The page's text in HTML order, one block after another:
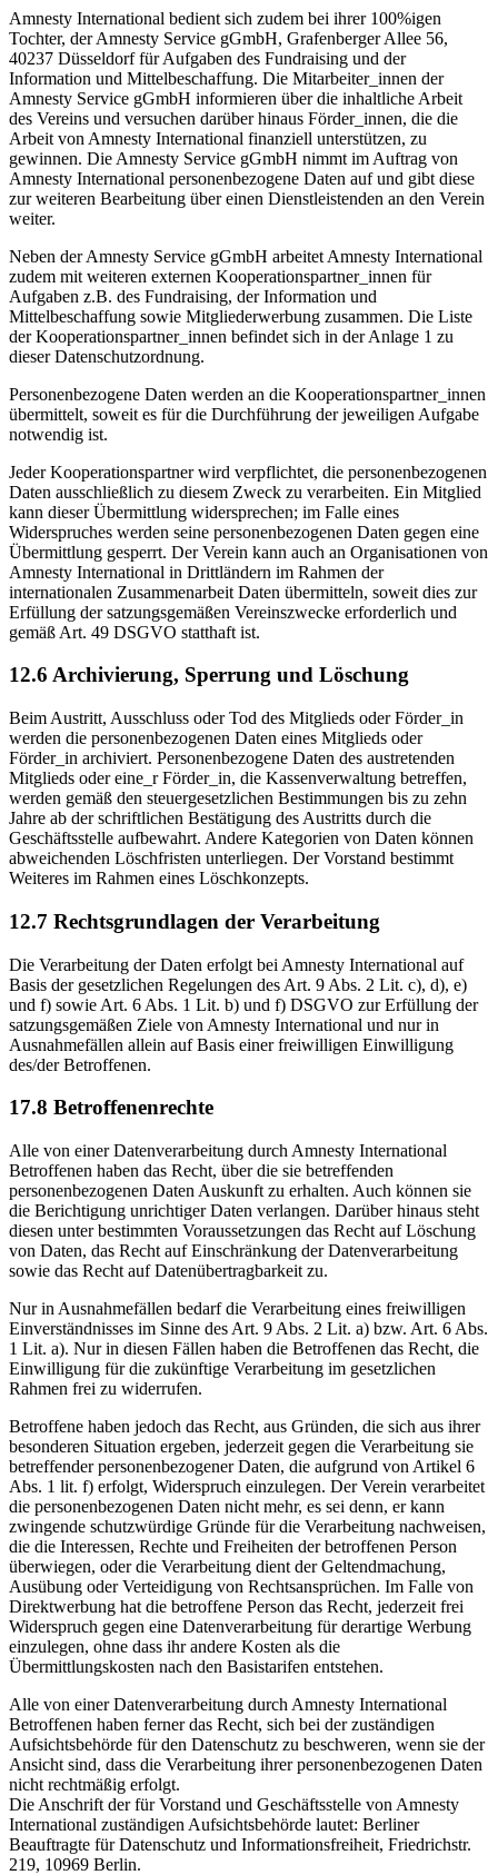
Amnesty International bedient sich zudem bei ihrer 100%igen
Tochter, der Amnesty Service gGmbH, Grafenberger Allee 56,
40237 Düsseldorf für Aufgaben des Fundraising und der
Information und Mittelbeschaffung. Die Mitarbeiter_innen der
Amnesty Service gGmbH informieren über die inhaltliche Arbeit
des Vereins und versuchen darüber hinaus Förder_innen, die die
Arbeit von Amnesty International finanziell unterstützen, zu
gewinnen. Die Amnesty Service gGmbH nimmt im Auftrag von
Amnesty International personenbezogene Daten auf und gibt diese
zur weiteren Bearbeitung über einen Dienstleistenden an den Verein
weiter.
Neben der Amnesty Service gGmbH arbeitet Amnesty International
zudem mit weiteren externen Kooperationspartner_innen für
Aufgaben z.B. des Fundraising, der Information und
Mittelbeschaffung sowie Mitgliederwerbung zusammen. Die Liste
der Kooperationspartner_innen befindet sich in der Anlage 1 zu
dieser Datenschutzordnung.
Personenbezogene Daten werden an die Kooperationspartner_innen
übermittelt, soweit es für die Durchführung der jeweiligen Aufgabe
notwendig ist.
Jeder Kooperationspartner wird verpflichtet, die personenbezogenen
Daten ausschließlich zu diesem Zweck zu verarbeiten. Ein Mitglied
kann dieser Übermittlung widersprechen; im Falle eines
Widerspruches werden seine personenbezogenen Daten gegen eine
Übermittlung gesperrt. Der Verein kann auch an Organisationen von
Amnesty International in Drittländern im Rahmen der
internationalen Zusammenarbeit Daten übermitteln, soweit dies zur
Erfüllung der satzungsgemäßen Vereinszwecke erforderlich und
gemäß Art. 49 DSGVO statthaft ist.
12.6 Archivierung, Sperrung und Löschung
Beim Austritt, Ausschluss oder Tod des Mitglieds oder Förder_in
werden die personenbezogenen Daten eines Mitglieds oder
Förder_in archiviert. Personenbezogene Daten des austretenden
Mitglieds oder eine_r Förder_in, die Kassenverwaltung betreffen,
werden gemäß den steuergesetzlichen Bestimmungen bis zu zehn
Jahre ab der schriftlichen Bestätigung des Austritts durch die
Geschäftsstelle aufbewahrt. Andere Kategorien von Daten können
abweichenden Löschfristen unterliegen. Der Vorstand bestimmt
Weiteres im Rahmen eines Löschkonzepts.
12.7 Rechtsgrundlagen der Verarbeitung
Die Verarbeitung der Daten erfolgt bei Amnesty International auf
Basis der gesetzlichen Regelungen des Art. 9 Abs. 2 Lit. c), d), e)
und f) sowie Art. 6 Abs. 1 Lit. b) und f) DSGVO zur Erfüllung der
satzungsgemäßen Ziele von Amnesty International und nur in
Ausnahmefällen allein auf Basis einer freiwilligen Einwilligung
des/der Betroffenen.
17.8 Betroffenenrechte
Alle von einer Datenverarbeitung durch Amnesty International
Betroffenen haben das Recht, über die sie betreffenden
personenbezogenen Daten Auskunft zu erhalten. Auch können sie
die Berichtigung unrichtiger Daten verlangen. Darüber hinaus steht
diesen unter bestimmten Voraussetzungen das Recht auf Löschung
von Daten, das Recht auf Einschränkung der Datenverarbeitung
sowie das Recht auf Datenübertragbarkeit zu.
Nur in Ausnahmefällen bedarf die Verarbeitung eines freiwilligen
Einverständnisses im Sinne des Art. 9 Abs. 2 Lit. a) bzw. Art. 6 Abs.
1 Lit. a). Nur in diesen Fällen haben die Betroffenen das Recht, die
Einwilligung für die zukünftige Verarbeitung im gesetzlichen
Rahmen frei zu widerrufen.
Betroffene haben jedoch das Recht, aus Gründen, die sich aus ihrer
besonderen Situation ergeben, jederzeit gegen die Verarbeitung sie
betreffender personenbezogener Daten, die aufgrund von Artikel 6
Abs. 1 lit. f) erfolgt, Widerspruch einzulegen. Der Verein verarbeitet
die personenbezogenen Daten nicht mehr, es sei denn, er kann
zwingende schutzwürdige Gründe für die Verarbeitung nachweisen,
die die Interessen, Rechte und Freiheiten der betroffenen Person
überwiegen, oder die Verarbeitung dient der Geltendmachung,
Ausübung oder Verteidigung von Rechtsansprüchen. Im Falle von
Direktwerbung hat die betroffene Person das Recht, jederzeit frei
Widerspruch gegen eine Datenverarbeitung für derartige Werbung
einzulegen, ohne dass ihr andere Kosten als die
Übermittlungskosten nach den Basistarifen entstehen.
Alle von einer Datenverarbeitung durch Amnesty International
Betroffenen haben ferner das Recht, sich bei der zuständigen
Aufsichtsbehörde für den Datenschutz zu beschweren, wenn sie der
Ansicht sind, dass die Verarbeitung ihrer personenbezogenen Daten
nicht rechtmäßig erfolgt.
Die Anschrift der für Vorstand und Geschäftsstelle von Amnesty
International zuständigen Aufsichtsbehörde lautet: Berliner
Beauftragte für Datenschutz und Informationsfreiheit, Friedrichstr.
219, 10969 Berlin.